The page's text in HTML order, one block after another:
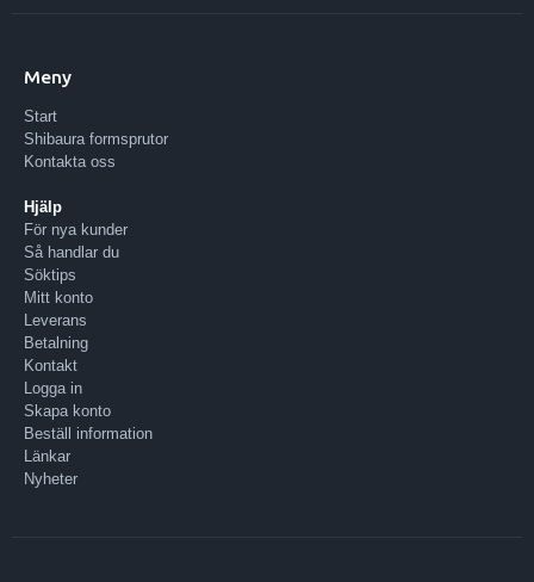
Meny
Start
Shibaura formsprutor
Kontakta oss
Hjälp
För nya kunder
Så handlar du
Söktips
Mitt konto
Leverans
Betalning
Kontakt
Logga in
Skapa konto
Beställ information
Länkar
Nyheter